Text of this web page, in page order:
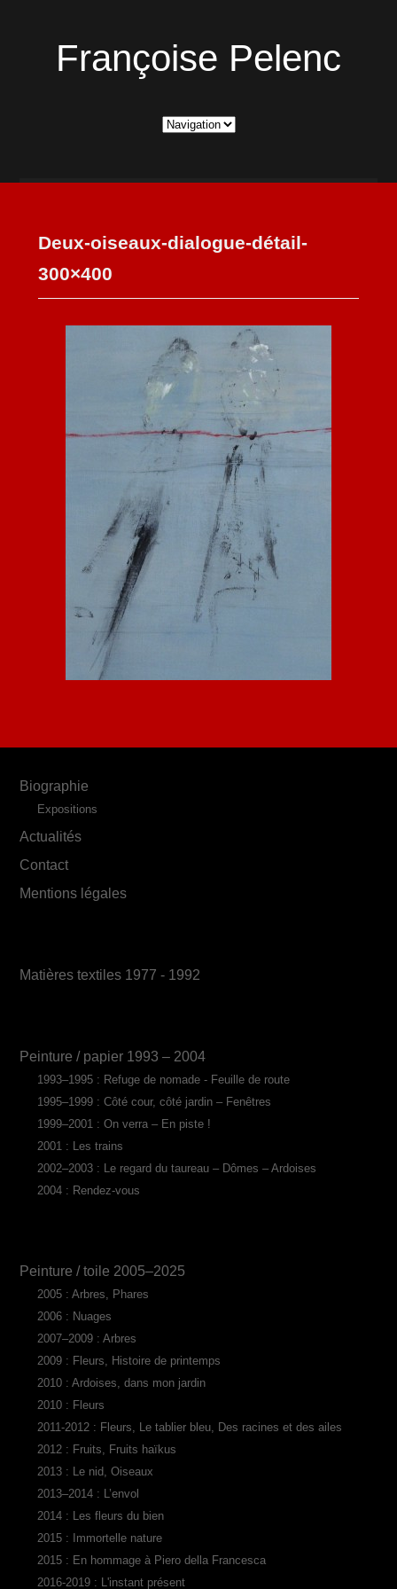
Françoise Pelenc
Deux-oiseaux-dialogue-détail-
300×400
Biographie
Expositions
Actualités
Contact
Mentions légales
Matières textiles 1977 - 1992
Peinture / papier 1993 – 2004
1993–1995 : Refuge de nomade - Feuille de route
1995–1999 : Côté cour, côté jardin – Fenêtres
1999–2001 : On verra – En piste !
2001 : Les trains
2002–2003 : Le regard du taureau – Dômes – Ardoises
2004 : Rendez-vous
Peinture / toile 2005–2025
2005 : Arbres, Phares
2006 : Nuages
2007–2009 : Arbres
2009 : Fleurs, Histoire de printemps
2010 : Ardoises, dans mon jardin
2010 : Fleurs
2011-2012 : Fleurs, Le tablier bleu, Des racines et des ailes
2012 : Fruits, Fruits haïkus
2013 : Le nid, Oiseaux
2013–2014 : L’envol
2014 : Les fleurs du bien
2015 : Immortelle nature
2015 : En hommage à Piero della Francesca
2016-2019 : L'instant présent